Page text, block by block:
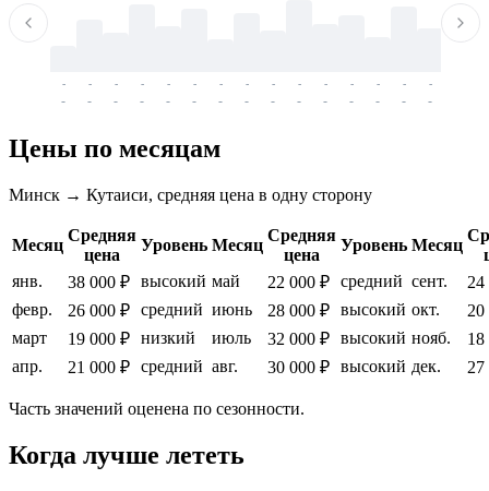
-
-
-
-
-
-
-
-
-
-
-
-
-
-
-
-
-
-
-
-
-
-
-
-
-
-
-
-
-
-
Цены по месяцам
Минск → Кутаиси, средняя цена в одну сторону
Месяц
Средняя
цена
Уровень Месяц
Средняя
цена
Уровень Месяц
янв.
38 000 ₽ высокий май 22 000 ₽ средний сент.
24
февр.
26 000 ₽ средний июнь 28 000 ₽ высокий окт.
20
март
19 000 ₽ низкий июль 32 000 ₽ высокий нояб.
18
апр.
21 000 ₽ средний авг. 30 000 ₽ высокий дек. 27
Часть значений оценена по сезонности.
Когда лучше лететь